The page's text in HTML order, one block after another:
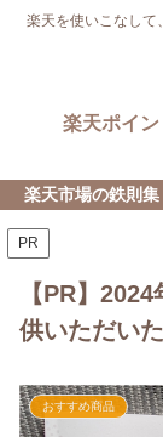
楽天を使いこなして
楽天ポイ
楽天市場の鉄則集
PR
【PR】
供いただい
おすすめ商品